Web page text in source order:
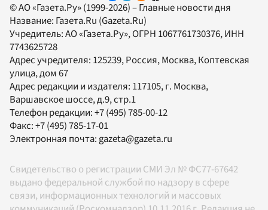
© АО «Газета.Ру» (1999-2026) – Главные новости дня
Название: Газета.Ru (Gazeta.Ru)
Учредитель:АО «Газета.Ру», ОГРН 1067761730376, ИНН
7743625728
Адрес учредителя: 125239, Россия, Москва, Коптевская
улица, дом 67
Адрес редакции и издателя: 117105, г. Москва,
Варшавское шоссе, д.9, стр.1
Телефон редакции:+7 (495) 785-00-12
Факс:+7 (495) 785-17-01
Электронная почта:gazeta@gazeta.ru
Свидетельство о регистрации СМИ Эл № ФС77-67642
выдано федеральной службой по надзору в сфере
связи, информационных технологий и массовых